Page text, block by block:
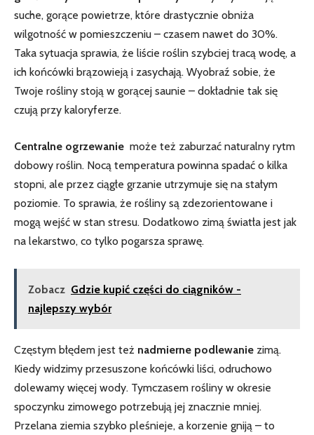
suche, gorące powietrze, które⁤ drastycznie obniża
wilgotność w pomieszczeniu – czasem nawet do 30%.
Taka sytuacja sprawia, że liście roślin szybciej tracą​ wodę, a
⁣ich końcówki⁢ brązowieją i zasychają. Wyobraź sobie, że
Twoje rośliny stoją w gorącej saunie – dokładnie​ tak się
czują przy kaloryferze.
Centralne ⁣ogrzewanie ⁢ może też zaburzać naturalny rytm
dobowy roślin. Nocą temperatura powinna spadać o kilka
stopni,‍ ale przez⁤ ciągłe grzanie utrzymuje się na ‌stałym
poziomie. ⁢To sprawia, że rośliny są zdezorientowane i
mogą wejść w stan stresu. Dodatkowo zimą światła jest jak
na lekarstwo, co tylko ⁢pogarsza sprawę.
Zobacz Gdzie kupić części do ciągników -
najlepszy wybór
Częstym błędem jest ​też nadmierne podlewanie zimą.
Kiedy widzimy przesuszone końcówki liści, odruchowo‍
dolewamy więcej wody. Tymczasem rośliny ⁢w okresie
spoczynku zimowego potrzebują jej znacznie mniej.
Przelana ziemia szybko pleśnieje, a korzenie gniją – to